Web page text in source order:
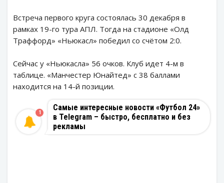
Встреча первого круга состоялась 30 декабря в
рамках 19-го тура АПЛ. Тогда на стадионе «Олд
Траффорд» «Ньюкасл» победил со счётом 2:0.
Сейчас у «Ньюкасла» 56 очков. Клуб идет 4-м в
таблице. «Манчестер Юнайтед» с 38 баллами
находится на 14-й позиции.
Самые интересные новости «Футбол 24»
в Telegram – быстро, бесплатно и без
рекламы
1